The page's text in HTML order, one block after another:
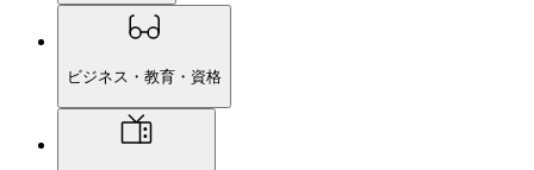
ビジネス・教育・資格